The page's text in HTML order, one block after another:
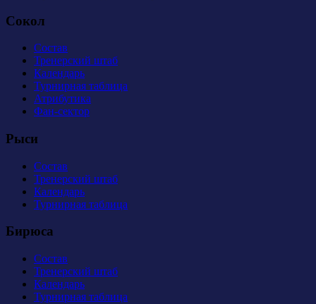
Сокол
Состав
Тренерский штаб
Календарь
Турнирная таблица
Атрибутика
Фан-сектор
Рыси
Состав
Тренерский штаб
Календарь
Турнирная таблица
Бирюса
Состав
Тренерский штаб
Календарь
Турнирная таблица